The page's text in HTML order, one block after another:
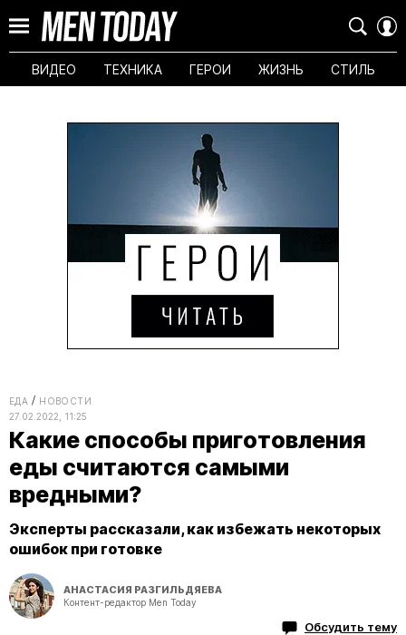
ВИДЕО ТЕХНИКА ГЕРОИ ЖИЗНЬ СТИЛЬ
ЕДА
НОВОСТИ
27.02.2022, 11:25
Какие способы приготовления
еды считаются самыми
вредными?
Эксперты рассказали, как избежать некоторых
ошибок при готовке
АНАСТАСИЯ РАЗГИЛЬДЯЕВА
Контент-редактор Men Today
Обсудить тему